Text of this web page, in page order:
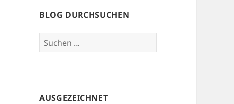
BLOG DURCHSUCHEN
Suchen
nach:
AUSGEZEICHNET